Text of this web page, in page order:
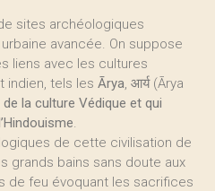
sites archéologiques
avancée. On suppose
liens avec les cultures
indien, tels les Ārya, आर्य (Ārya
la culture Védique et qui
.
de cette civilisation de
grands bains sans doute aux
de feu évoquant les sacrifices